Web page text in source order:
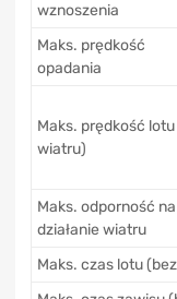
wznoszenia
Maks. prędkość
opadania
Maks. prędkość
wiatru)
Maks. odporność na
działanie wiatru
Maks. czas lotu